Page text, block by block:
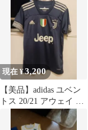
現在 ¥3,200
【美品】adidas ユベン
トス 20/21 アウェイ ユ
ニフォーム サイズM